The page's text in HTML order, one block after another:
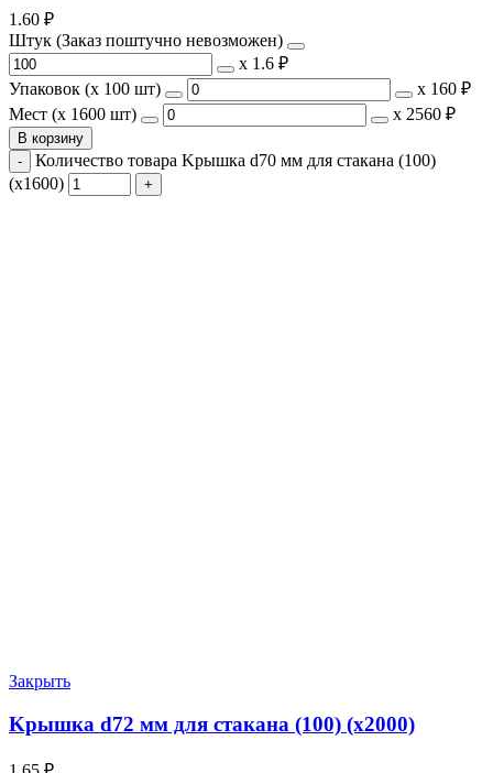
1.60 ₽
Штук (Заказ поштучно невозможен)
х 1.6 ₽
Упаковок (x 100 шт)
х 160 ₽
Мест (x 1600 шт)
х 2560 ₽
В корзину
Количество товара Kрышка d70 мм для стакана (100)
(х1600)
Закрыть
Kрышка d72 мм для стакана (100) (х2000)